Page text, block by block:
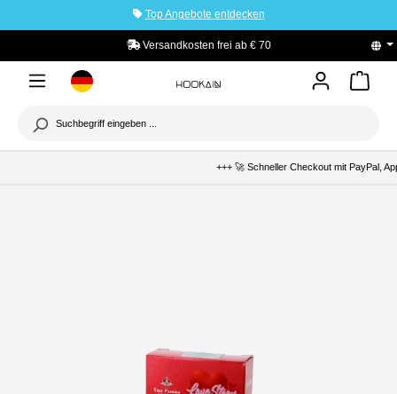
Top Angebote entdecken
Versandkosten frei ab € 70 PayPal
+++ 🚀 Schneller Checkout mit PayPal, Apple